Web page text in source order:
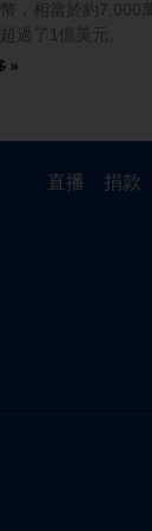
，相當於約7,000
過了1億美元。
»
直播 捐款